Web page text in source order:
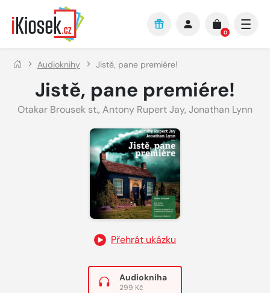
Přejít na hlavní obsah
0
Audioknihy Jistě, pane premiére!
Jistě, pane premiére!
Otakar Brousek st., Antony Rupert Jay, Jonathan Lynn
Přehrát ukázku
Audiokniha
299 Kč